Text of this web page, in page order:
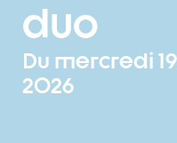
duo
Du mercredi
2026